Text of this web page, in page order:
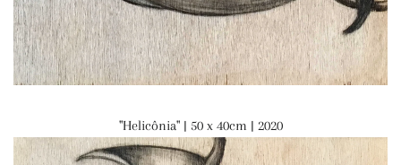
"Helicônia" | 50 x 40cm | 2020